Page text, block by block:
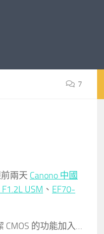
7
兩天 Canono 中國
USM 、 EF70-
CMOS 的功能加入…